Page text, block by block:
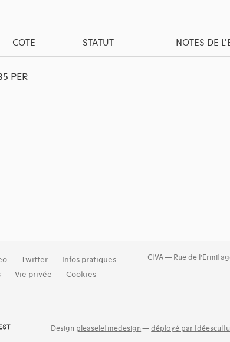
COTE STATUT NOTES DE
PER
Twitter
Infos pratiques
Vie privée
Cookies
CIVA — Rue de
Design pleaseletmedesign —déployé par